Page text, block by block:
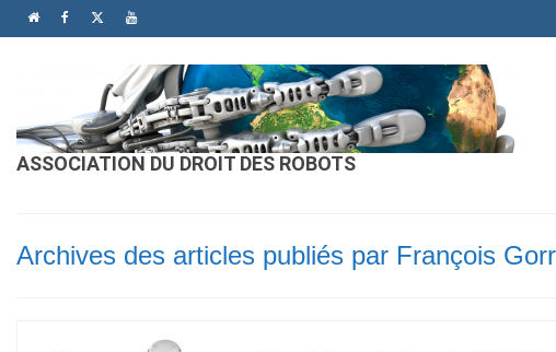
ASSOCIATION DU DROIT DES ROBOTS
Archives des articles publiés par François